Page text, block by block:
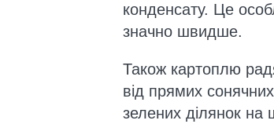
конденсату. Це
значно швидше.
Також картоплю
від прямих
зелених ділянок на